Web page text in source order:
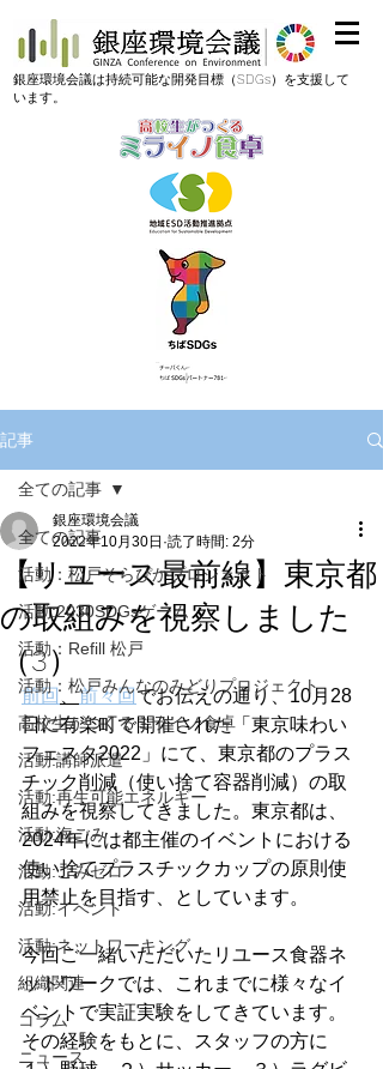
​銀座環境会議は持続可能な開発目標（SDGs）を支援して
います。
記事
全ての記事
活動：松戸そらぴかプロジェクト
活動:2030SDGsゲーム
活動：Refill 松戸
活動：松戸みんなのみどりプロジェクト
高校生がつくるミライノ食卓
活動:講師派遣
活動:再生可能エネルギー
活動:海ごみ
活動:ごみゼロ
活動:イベント
活動:ネットワーキング
組織関連
コラム
ニュース
全ての記事
【リユース最前線】東京都
の取組みを視察しました
（3）
銀座環境会議
2022年10月30日 読了時間: 2分
前回、前々回でお伝えの通り、10月28
日に有楽町で開催された「東京味わい
フェスタ2022」にて、東京都のプラス
チック削減（使い捨て容器削減）の取
組みを視察してきました。東京都は、
2024年には都主催のイベントにおける
使い捨てプラスチックカップの原則使
用禁止を目指す、としています。
今回ご一緒いただいたリユース食器ネ
ットワークでは、これまでに様々なイ
ベントで実証実験をしてきています。
その経験をもとに、スタッフの方に